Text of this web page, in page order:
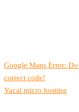
Google Maps Error:
correct code!
Yacal micro hosting